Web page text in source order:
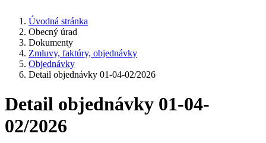
Úvodná stránka
Obecný úrad
Dokumenty
Zmluvy, faktúry, objednávky
Objednávky
Detail objednávky 01-04-02/2026
Detail objednávky 01-04-
02/2026